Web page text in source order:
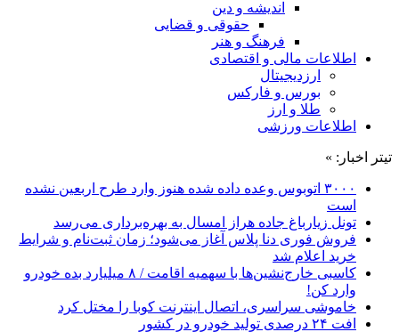
اندیشه و دین
حقوقی و قضایی
فرهنگ و هنر
اطلاعات مالی و اقتصادی
ارزدیجیتال
بورس و فارکس
طلا و ارز
اطلاعات ورزشی
تیتر اخبار: »
۳۰۰۰ اتوبوس وعده داده شده هنوز وارد طرح اربعین نشده
است
تونل زیارباغ جاده هراز امسال به بهره‌برداری می‌رسد
فروش فوری دنا پلاس آغاز می‌شود؛ زمان ثبت‌نام و شرایط
خرید اعلام شد
کاسبی خارج‌نشین‌ها با سهمیه اقامت / ۸ میلیارد بده خودرو
وارد کن!
خاموشی سراسری، اتصال اینترنت کوبا را مختل کرد
افت ۲۴ درصدی تولید خودرو در کشور